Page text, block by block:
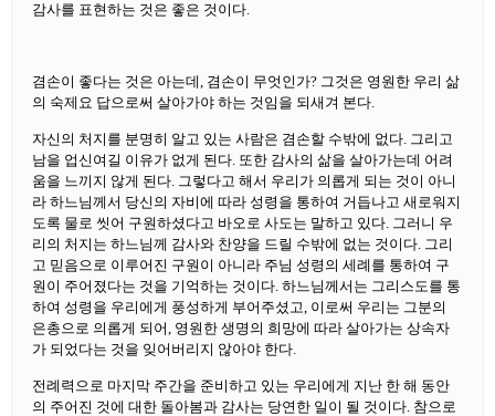
감사를 표현하는 것은 좋은 것이다.
겸손이 좋다는 것은 아는데, 겸손이 무엇인가? 그것은 영원한 우리 삶
의 숙제요 답으로써 살아가야 하는 것임을 되새겨 본다.
자신의 처지를 분명히 알고 있는 사람은 겸손할 수밖에 없다. 그리고
남을 업신여길 이유가 없게 된다. 또한 감사의 삶을 살아가는데 어려
움을 느끼지 않게 된다. 그렇다고 해서 우리가 의롭게 되는 것이 아니
라 하느님께서 당신의 자비에 따라 성령을 통하여 거듭나고 새로워지
도록 물로 씻어 구원하셨다고 바오로 사도는 말하고 있다. 그러니 우
리의 처지는 하느님께 감사와 찬양을 드릴 수밖에 없는 것이다. 그리
고 믿음으로 이루어진 구원이 아니라 주님 성령의 세례를 통하여 구
원이 주어졌다는 것을 기억하는 것이다. 하느님께서는 그리스도를 통
하여 성령을 우리에게 풍성하게 부어주셨고, 이로써 우리는 그분의
은총으로 의롭게 되어, 영원한 생명의 희망에 따라 살아가는 상속자
가 되었다는 것을 잊어버리지 않아야 한다.
전례력으로 마지막 주간을 준비하고 있는 우리에게 지난 한 해 동안
의 주어진 것에 대한 돌아봄과 감사는 당연한 일이 될 것이다. 참으로